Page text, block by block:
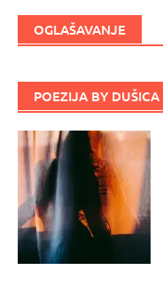
OGLAŠAVANJE
POEZIJA BY DUŠICA